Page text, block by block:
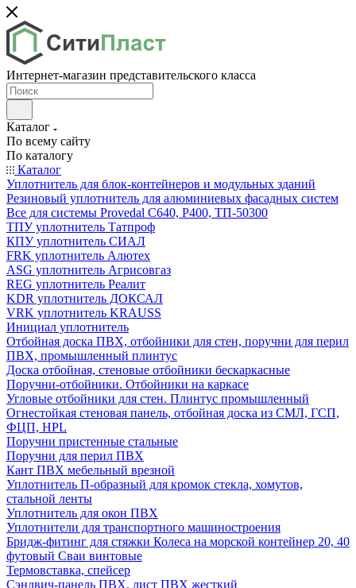
Интернет-магазин представительского класса
Каталог
По всему сайту
По каталогу
Каталог
Уплотнитель для блок-контейнеров и модульных зданий
Резиновый уплотнитель для алюминиевых фасадных систем
Все для системы Provedal С640, Р400, ТП-50300
ТПУ уплотнитель Татпроф
КПУ уплотнитель СИАЛ
FRK уплотнитель Алютех
ASG уплотнитель Агрисовгаз
REG уплотнитель Реалит
KDR уплотнитель ДОКСАЛ
VRK уплотнитель KRAUSS
Инициал уплотнитель
Отбойная доска ПВХ, отбойники для стен, поручни для перил
ПВХ, промышленный плинтус
Доска отбойная, стеновые отбойники бескаркасные
Поручни-отбойники. Отбойники на каркасе
Угловые отбойники для стен. Плинтус промышленный
Огнестойкая стеновая панель, отбойная доска из СМЛ, ГСП,
ФЦП, HPL
Поручни пристенные стальные
Поручни для перил ПВХ
Кант ПВХ мебельный врезной
Уплотнитель П-образный для кромок стекла, хомутов,
стальной ленты
Уплотнитель для окон ПВХ
Уплотнители для транспортного машиностроения
Бридж-фитинг для стяжки Колеса на морской контейнер 20, 40
футовый Сваи винтовые
Термовставка, спейсер
Сэндвич-панель ПВХ, лист ПВХ жесткий